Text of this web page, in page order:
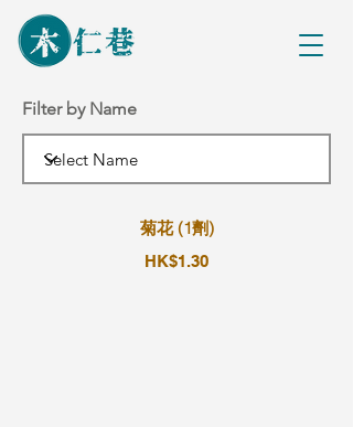
Filter by Name
菊花 (1劑)
HK$1.30